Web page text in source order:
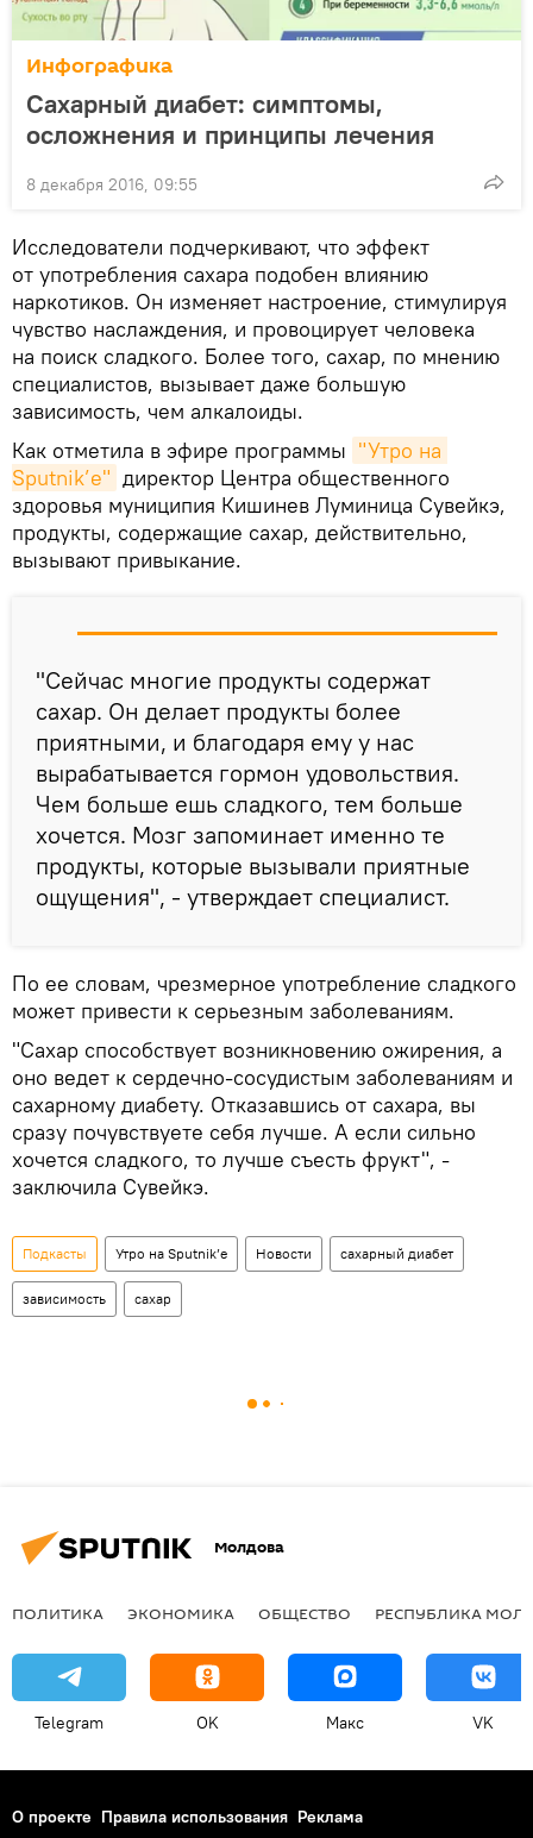
Инфографика
Сахарный диабет: симптомы,
осложнения и принципы лечения
8 декабря 2016, 09:55
Исследователи подчеркивают, что эффект
от употребления сахара подобен влиянию
наркотиков. Он изменяет настроение, стимулируя
чувство наслаждения, и провоцирует человека
на поиск сладкого. Более того, сахар, по мнению
специалистов, вызывает даже большую
зависимость, чем алкалоиды.
Как отметила в эфире программы "Утро на
Sputnik’e" директор Центра общественного
здоровья муниципия Кишинев Луминица Сувейкэ,
продукты, содержащие сахар, действительно,
вызывают привыкание.
"Сейчас многие продукты содержат
сахар. Он делает продукты более
приятными, и благодаря ему у нас
вырабатывается гормон удовольствия.
Чем больше ешь сладкого, тем больше
хочется. Мозг запоминает именно те
продукты, которые вызывали приятные
ощущения", - утверждает специалист.
По ее словам, чрезмерное употребление сладкого
может привести к серьезным заболеваниям.
"Сахар способствует возникновению ожирения, а
оно ведет к сердечно-сосудистым заболеваниям и
сахарному диабету. Отказавшись от сахара, вы
сразу почувствуете себя лучше. А если сильно
хочется сладкого, то лучше съесть фрукт", -
заключила Сувейкэ.
Подкасты Утро на Sputnik’e Новости сахарный диабет
зависимость сахар
Молдова
ПОЛИТИКА ЭКОНОМИКА ОБЩЕСТВО РЕСПУБЛИКА
Telegram OK Макс VK
О проекте Правила использования Реклама